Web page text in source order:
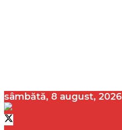
sâmbătă, 8 august, 2026